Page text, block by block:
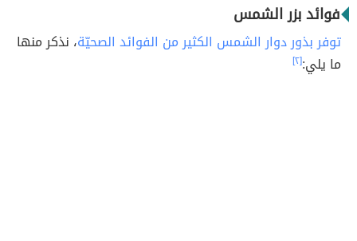
فوائد بزر الشمس
توفر بذور دوار الشمس الكثير من الفوائد الصحيّة، نذكر منها
ما يلي:[٢]